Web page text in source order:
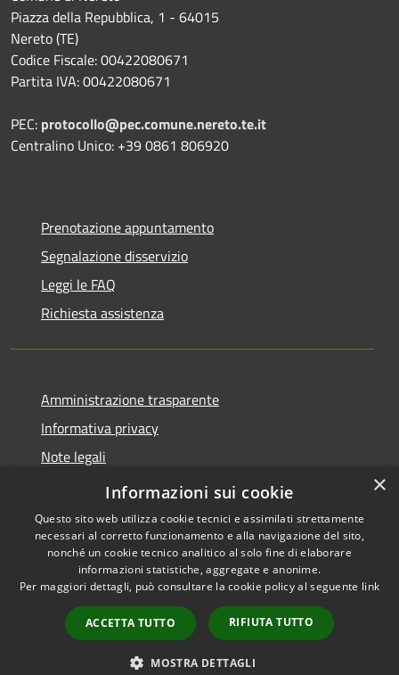
Piazza della Repubblica, 1 - 64015
Nereto (TE)
Codice Fiscale: 00422080671
Partita IVA: 00422080671
PEC: protocollo@pec.comune.nereto.te.it
Centralino Unico: +39 0861 806920
Prenotazione appuntamento
Segnalazione disservizio
Leggi le FAQ
Richiesta assistenza
Amministrazione trasparente
Informativa privacy
Note legali
Dichiarazione di accessibilità
Accessibilità
Copyright © 2026 • Comune di
Nereto • Powered by
Municipium•
Accesso
redazione
×
Informazioni sui cookie
Questo sito web utilizza cookie tecnici e assimilati strettamente
necessari al corretto funzionamento e alla navigazione del sito,
nonché un cookie tecnico analitico al solo fine di elaborare
informazioni statistiche, aggregate e anonime.
Per maggiori dettagli, può consultare la cookie policy al seguente link
ACCETTA TUTTO RIFIUTA TUTTO
MOSTRA DETTAGLI